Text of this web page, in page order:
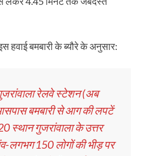
हवाई बमबारी के ब्यौरे के अनुसार:
रेलवे स्टेशन (अब
बमबारी से आग की लपटें
स्थान गुजरांवाला के उत्तर
लगभग 150 लोगों की भीड़ पर